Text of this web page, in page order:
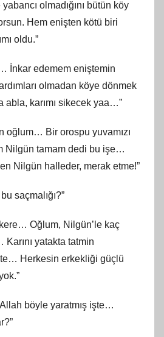
olmadığını bütün köy
Hem enişten kötü biri
oldu.”
İnkar edemem eniştemin
olmadan köye dönmek
abla, karımı sikecek yaa…”
oğlum… Bir orospu yuvamızı
Nilgün tamam dedi bu işe…
Nilgün halleder, merak etme!”
saçmalığı?”
Oğlum, Nilgün’le kaç
Karını yatakta tatmin
Herkesin erkekliği güçlü
böyle yaratmış işte…